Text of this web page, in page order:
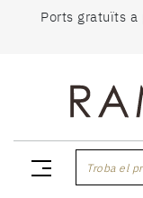
Ports gratuïts
Troba el